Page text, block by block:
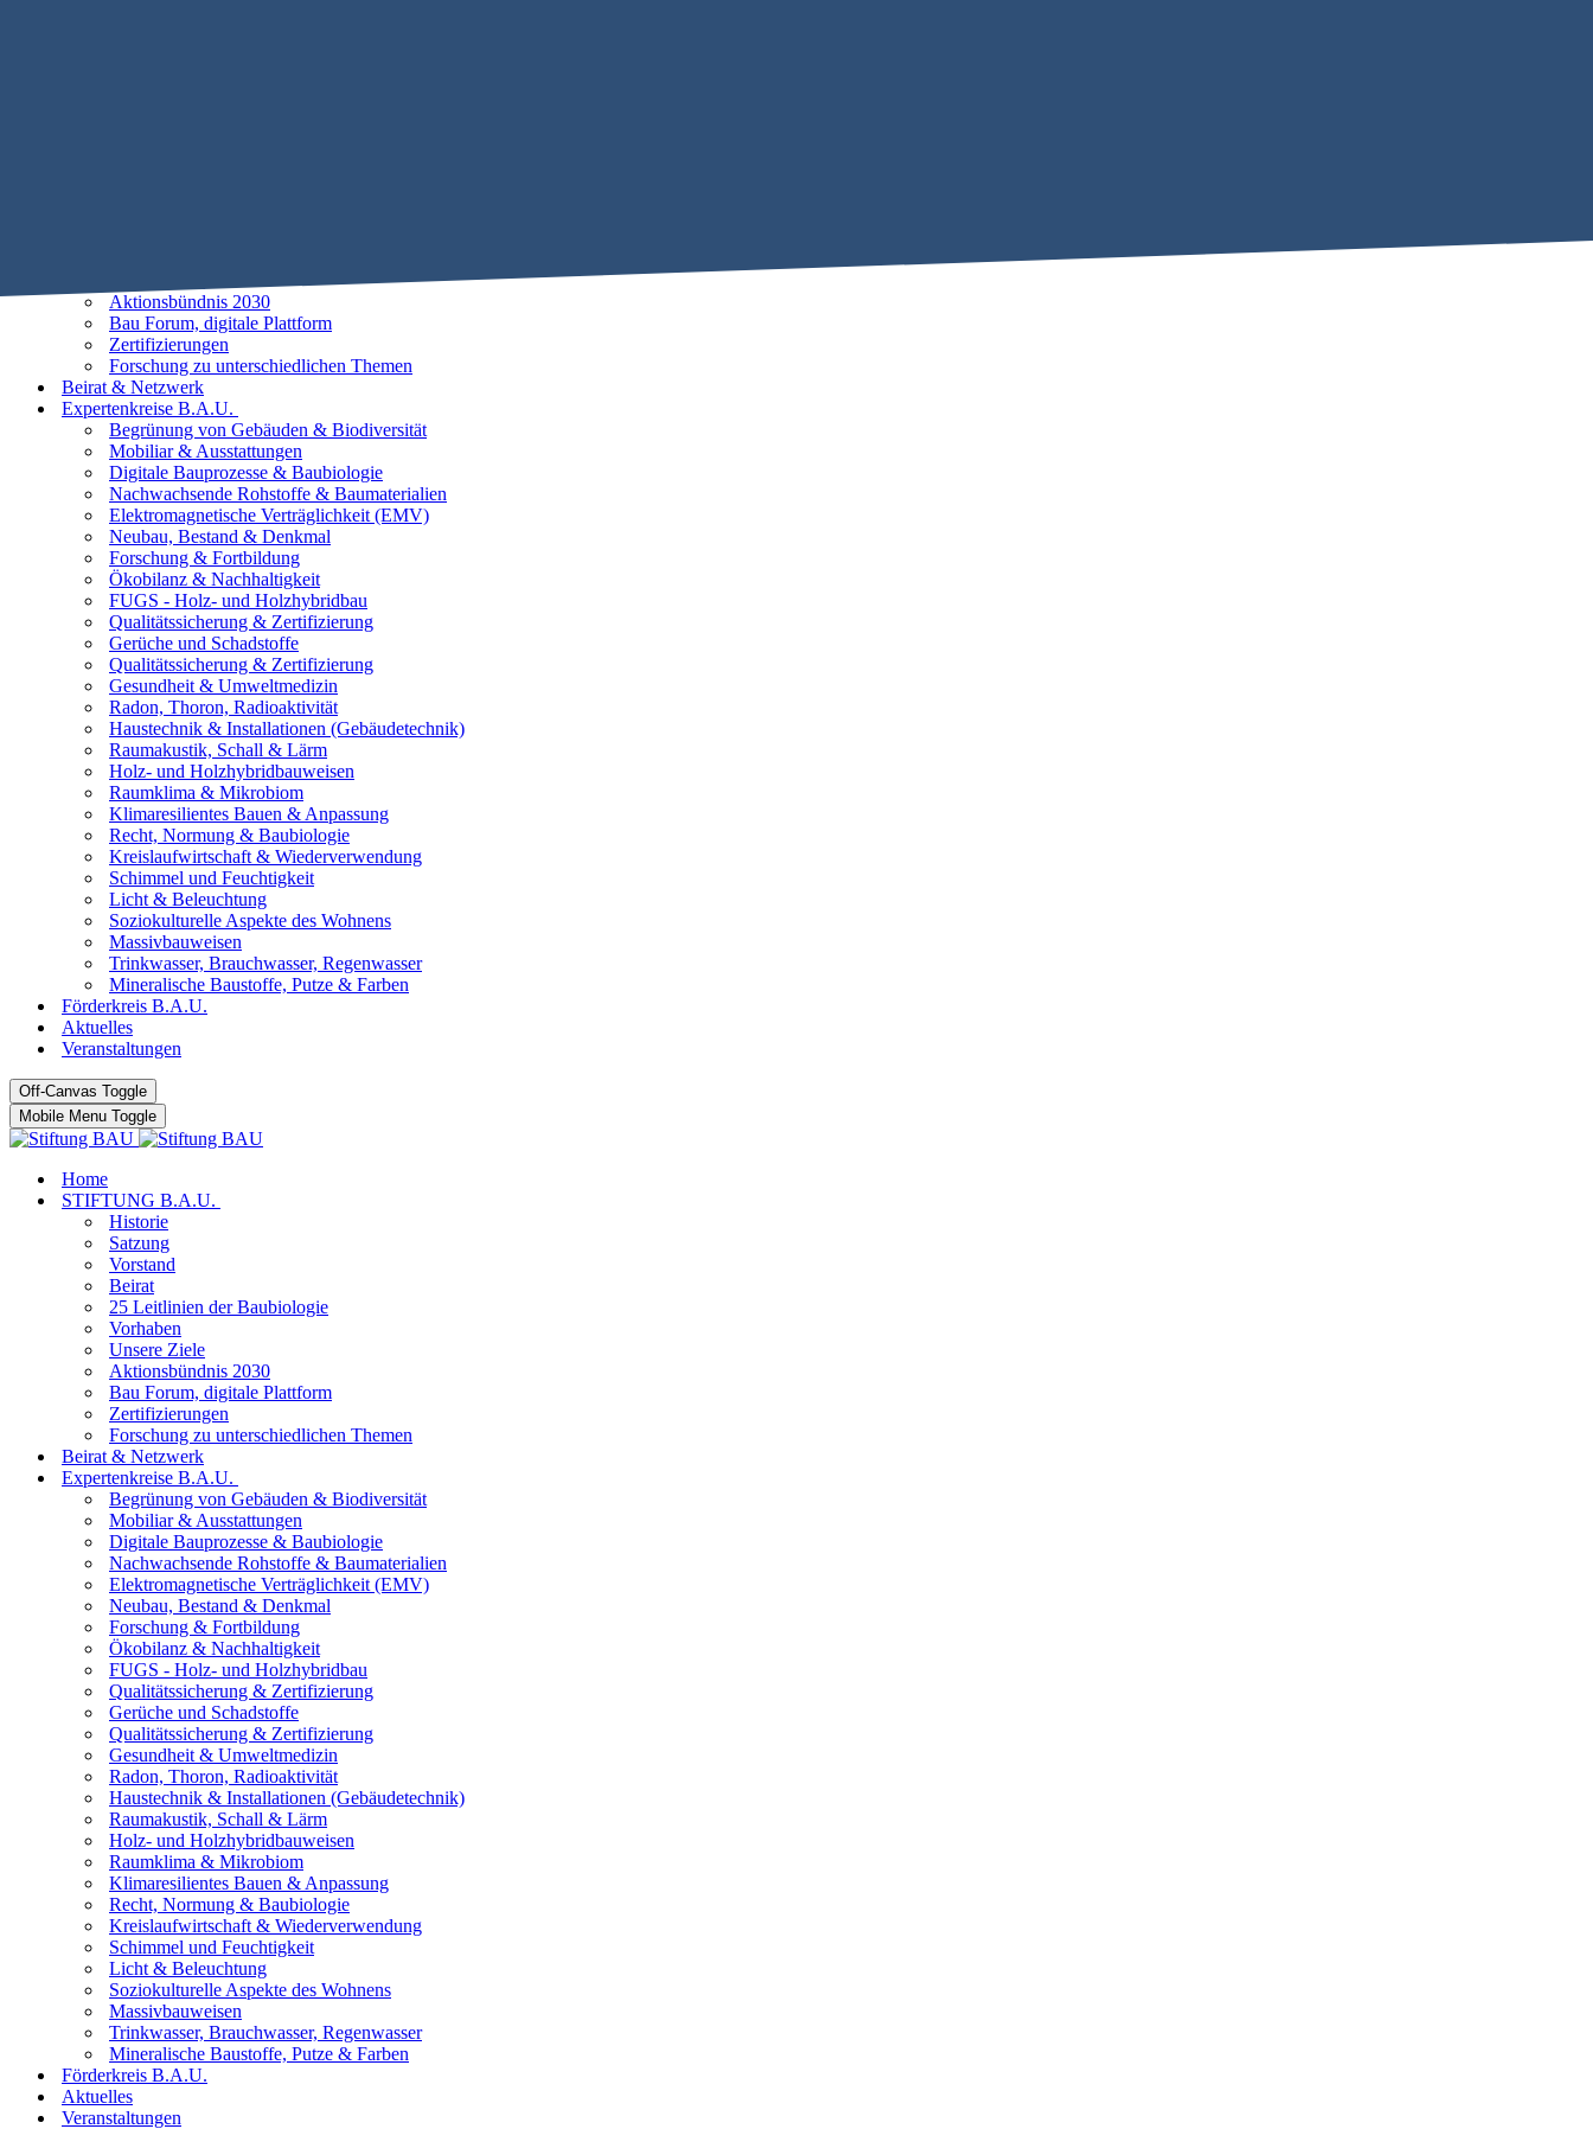
Aktionsbündnis 2030
Bau Forum, digitale Plattform
Zertifizierungen
Forschung zu unterschiedlichen Themen
Beirat & Netzwerk
Expertenkreise B.A.U.
Begrünung von Gebäuden & Biodiversität
Mobiliar & Ausstattungen
Digitale Bauprozesse & Baubiologie
Nachwachsende Rohstoffe & Baumaterialien
Elektromagnetische Verträglichkeit (EMV)
Neubau, Bestand & Denkmal
Forschung & Fortbildung
Ökobilanz & Nachhaltigkeit
FUGS - Holz- und Holzhybridbau
Qualitätssicherung & Zertifizierung
Gerüche und Schadstoffe
Qualitätssicherung & Zertifizierung
Gesundheit & Umweltmedizin
Radon, Thoron, Radioaktivität
Haustechnik & Installationen (Gebäudetechnik)
Raumakustik, Schall & Lärm
Holz- und Holzhybridbauweisen
Raumklima & Mikrobiom
Klimaresilientes Bauen & Anpassung
Recht, Normung & Baubiologie
Kreislaufwirtschaft & Wiederverwendung
Schimmel und Feuchtigkeit
Licht & Beleuchtung
Soziokulturelle Aspekte des Wohnens
Massivbauweisen
Trinkwasser, Brauchwasser, Regenwasser
Mineralische Baustoffe, Putze & Farben
Förderkreis B.A.U.
Aktuelles
Veranstaltungen
Off-Canvas Toggle
Mobile Menu Toggle
Home
STIFTUNG B.A.U.
Historie
Satzung
Vorstand
Beirat
25 Leitlinien der Baubiologie
Vorhaben
Unsere Ziele
Aktionsbündnis 2030
Bau Forum, digitale Plattform
Zertifizierungen
Forschung zu unterschiedlichen Themen
Beirat & Netzwerk
Expertenkreise B.A.U.
Begrünung von Gebäuden & Biodiversität
Mobiliar & Ausstattungen
Digitale Bauprozesse & Baubiologie
Nachwachsende Rohstoffe & Baumaterialien
Elektromagnetische Verträglichkeit (EMV)
Neubau, Bestand & Denkmal
Forschung & Fortbildung
Ökobilanz & Nachhaltigkeit
FUGS - Holz- und Holzhybridbau
Qualitätssicherung & Zertifizierung
Gerüche und Schadstoffe
Qualitätssicherung & Zertifizierung
Gesundheit & Umweltmedizin
Radon, Thoron, Radioaktivität
Haustechnik & Installationen (Gebäudetechnik)
Raumakustik, Schall & Lärm
Holz- und Holzhybridbauweisen
Raumklima & Mikrobiom
Klimaresilientes Bauen & Anpassung
Recht, Normung & Baubiologie
Kreislaufwirtschaft & Wiederverwendung
Schimmel und Feuchtigkeit
Licht & Beleuchtung
Soziokulturelle Aspekte des Wohnens
Massivbauweisen
Trinkwasser, Brauchwasser, Regenwasser
Mineralische Baustoffe, Putze & Farben
Förderkreis B.A.U.
Aktuelles
Veranstaltungen